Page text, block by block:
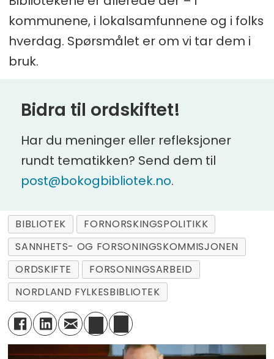
kommunene, i lokalsamfunnene og i folks
hverdag. Spørsmålet er om vi tar dem i
bruk.
Bidra til ordskiftet!
Har du meninger eller refleksjoner
rundt tematikken? Send dem til
post@bokogbibliotek.no.
BIBLIOTEK
FORNORSKINGSPOLITIKK
SANNHETS- OG FORSONINGSKOMMISJONEN
ORDSKIFTE
FORSONINGSARBEID
NORDLAND FYLKESBIBLIOTEK